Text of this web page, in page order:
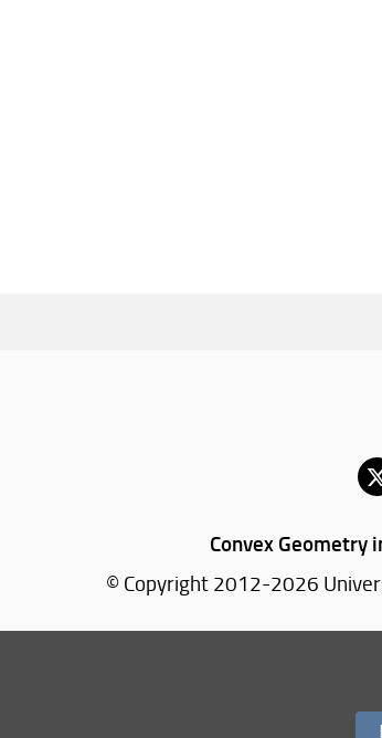
Convex Geometry
© Copyright 2012-2026